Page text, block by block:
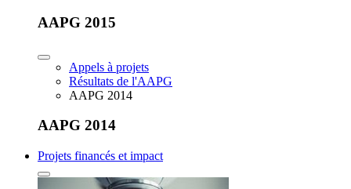
AAPG 2015
Appels à projets
Résultats de l'AAPG
AAPG 2014
AAPG 2014
Projets financés et impact